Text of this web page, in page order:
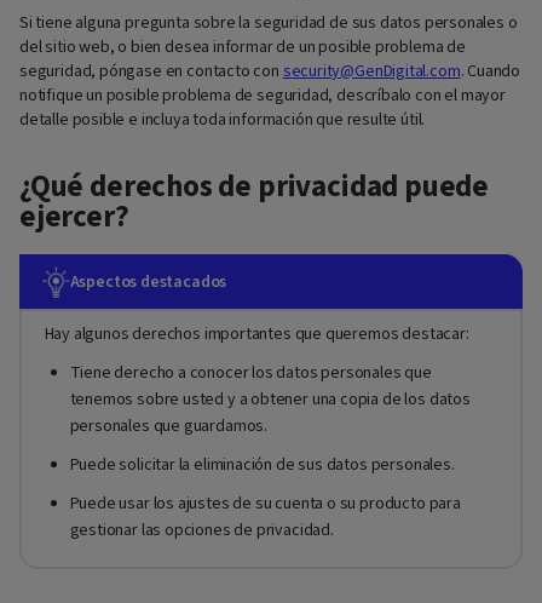
Si tiene alguna pregunta sobre la seguridad de sus datos personales o
del sitio web, o bien desea informar de un posible problema de
seguridad, póngase en contacto consecurity@GenDigital.com. Cuando
notifique un posible problema de seguridad, descríbalo con el mayor
detalle posible e incluya toda información que resulte útil.
¿Qué derechos de privacidad puede
ejercer?
Aspectos destacados
Hay algunos derechos importantes que queremos destacar:
Tiene derecho a conocer los datos personales que
tenemos sobre usted y a obtener una copia de los datos
personales que guardamos.
Puede solicitar la eliminación de sus datos personales.
Puede usar los ajustes de su cuenta o su producto para
gestionar las opciones de privacidad.